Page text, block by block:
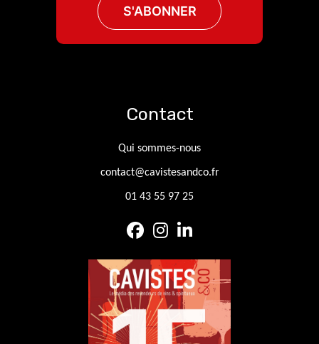
Contact
Qui sommes-nous
contact@cavistesandco.fr
01 43 55 97 25